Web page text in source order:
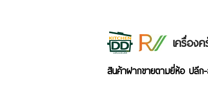
เครื่อง
สินค้าฝากขายตามยี่ห้อ ปลีก